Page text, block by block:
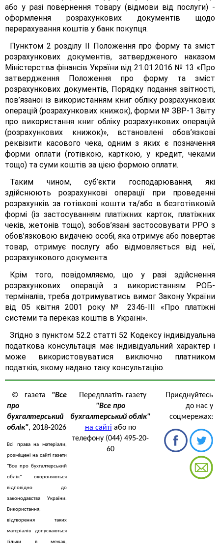
або у разі повернення товару (відмови від послуги) -
оформлення розрахункових документів щодо
перерахування коштів у банк покупця.
Пунктом 2 розділу II Положення про форму та зміст
розрахункових документів, затвердженого наказом
Міністерства фінансів України від 21.01.2016 № 13 «Про
затвердження Положення про форму та зміст
розрахункових документів, Порядку подання звітності,
пов’язаної із використанням книг обліку розрахункових
операцій (розрахункових книжок), форми № ЗВР-1 Звіту
про використання книг обліку розрахункових операцій
(розрахункових книжок)», встановлені обов’язкові
реквізити касового чека, одним з яких є позначення
форми оплати (готівкою, карткою, у кредит, чеками
тощо) та суми коштів за цією формою оплати.
Таким чином, суб’єкти господарювання, які
здійснюють розрахункові операції при проведенні
розрахунків за готівкові кошти та/або в безготівковій
формі (із застосуванням платіжних карток, платіжних
чеків, жетонів тощо), зобов’язані застосовувати РРО з
обов’язковою видачею особі, яка отримує або повертає
товар, отримує послугу або відмовляється від неї,
розрахункового документа.
Крім того, повідомляємо, що у разі здійснення
розрахункових операцій з використанням РОБ-
терміналів, треба дотримуватись вимог Закону України
від 05 квітня 2001 року № 2346-ІII «Про платіжні
системи та переказ коштів в Україні».
Згідно з пунктом 52.2 статті 52 Кодексу індивідуальна
податкова консультація має індивідуальний характер і
може використовуватися виключно платником
податків, якому надано таку консультацію.
© газета "Все
про
бухгалтерський
облік", 2018-2026
Всі права на матеріали,
розміщені на сайті газети
"Все про бухгалтерський
облік" охороняються
відповідно до
законодавства України.
Використання,
відтворення таких
матеріалів допускаються
тільки в межах,
Передплатіть газету
"Все про
бухгалтерський облік"
на сайті або по
телефону (044) 495-20-
60
Приєднуйтесь
до нас у
соцмережах: